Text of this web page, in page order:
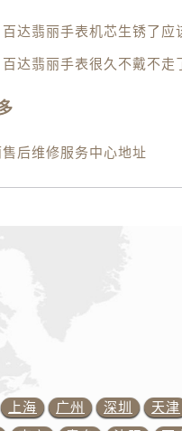
内蒙古自治区鄂尔多
内蒙古自治区通辽市
内蒙古自治区锡林
山西省临汾市尧都
山西省吕梁市离石
山西省朔州市朔城
山西省忻州市忻府
山西省运城市盐湖
百达翡丽手表机芯生锈了应
百达翡丽手表很久不戴不走
售后维修服务中心地址
上海 广州 深圳 天津